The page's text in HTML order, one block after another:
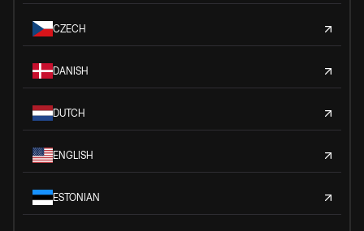
CZECH
DANISH
DUTCH
ENGLISH
ESTONIAN